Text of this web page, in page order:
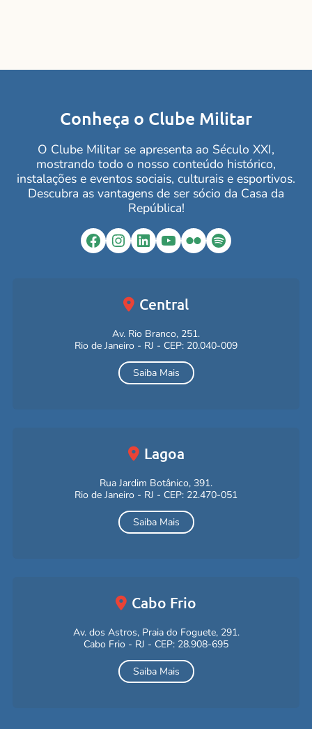
Conheça o Clube Militar
O Clube Militar se apresenta ao Século XXI,
mostrando todo o nosso conteúdo histórico,
instalações e eventos sociais, culturais e esportivos.
Descubra as vantagens de ser sócio da Casa da
República!
Facebook
Instagram
LinkedIn
YouTube
FlickrSpotify
Central
Av. Rio Branco, 251.
Rio de Janeiro - RJ - CEP: 20.040-009
Saiba Mais
Lagoa
Rua Jardim Botânico, 391.
Rio de Janeiro - RJ - CEP: 22.470-051
Saiba Mais
Cabo Frio
Av. dos Astros, Praia do Foguete, 291.
Cabo Frio - RJ - CEP: 28.908-695
Saiba Mais